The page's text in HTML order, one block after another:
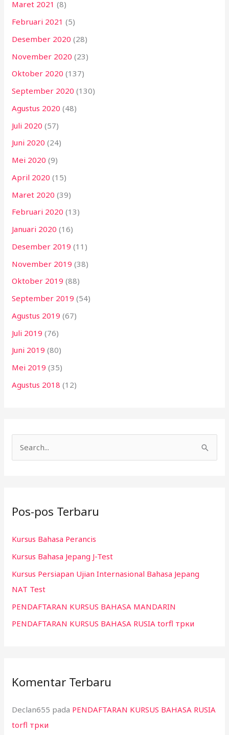
Maret 2021 (8)
Februari 2021 (5)
Desember 2020 (28)
November 2020 (23)
Oktober 2020 (137)
September 2020 (130)
Agustus 2020 (48)
Juli 2020 (57)
Juni 2020 (24)
Mei 2020 (9)
April 2020 (15)
Maret 2020 (39)
Februari 2020 (13)
Januari 2020 (16)
Desember 2019 (11)
November 2019 (38)
Oktober 2019 (88)
September 2019 (54)
Agustus 2019 (67)
Juli 2019 (76)
Juni 2019 (80)
Mei 2019 (35)
Agustus 2018 (12)
u
t
u
k
:
Pos-pos Terbaru
Kursus Bahasa Perancis
Kursus Bahasa Jepang J-Test
Kursus Persiapan Ujian Internasional Bahasa Jepang
NAT Test
PENDAFTARAN KURSUS BAHASA MANDARIN
PENDAFTARAN KURSUS BAHASA RUSIA torfl трки
Komentar Terbaru
Declan655 pada PENDAFTARAN KURSUS BAHASA RUSIA
torfl трки